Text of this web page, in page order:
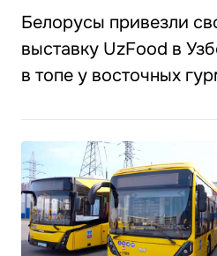
Белорусы привезли
выставку UzFood в
в топе у восточных